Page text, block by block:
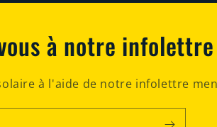
à notre infolettre
à l'aide de notre infolettre